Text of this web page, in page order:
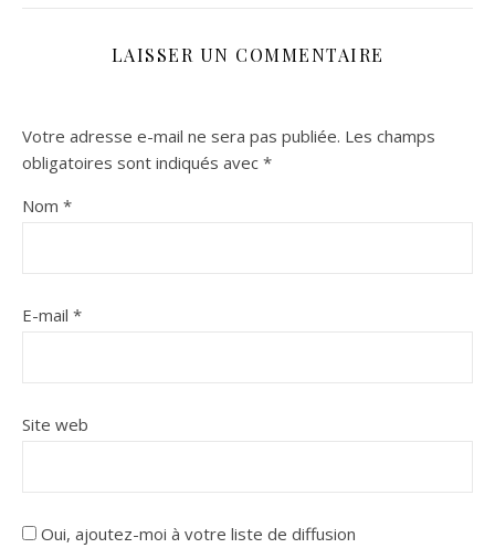
LAISSER UN COMMENTAIRE
Votre adresse e-mail ne sera pas publiée. Les champs
obligatoires sont indiqués avec *
Nom *
E-mail *
Site web
Oui, ajoutez-moi à votre liste de diffusion